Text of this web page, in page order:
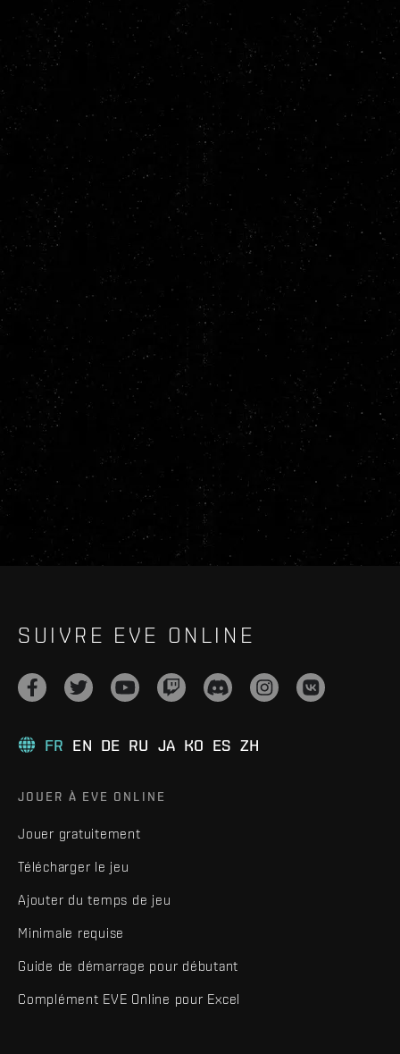
SUIVRE EVE ONLINE
FR EN DE RU JA KO ES ZH
JOUER À EVE ONLINE
Jouer gratuitement
Télécharger le jeu
Ajouter du temps de jeu
Minimale requise
Guide de démarrage pour débutant
Complément EVE Online pour Excel